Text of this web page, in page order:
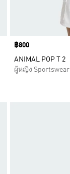
Price
฿800
ANIMAL POP T 2
ผู้หญิง Sportswear